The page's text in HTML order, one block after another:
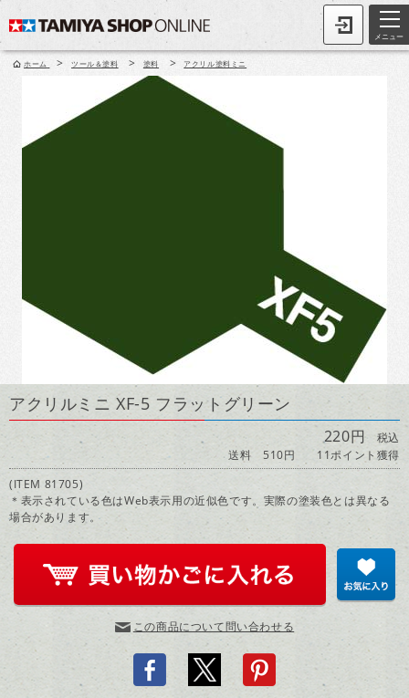
メニュー
ホーム > ツール＆塗料 > 塗料 > アクリル塗料ミニ
アクリルミニ XF-5 フラットグリーン
220円 税込
送料 510円
11ポイント獲得
(ITEM 81705)
＊表示されている色はWeb表示用の近似色です。実際の塗装色とは異なる
場合があります。
この商品について問い合わせる